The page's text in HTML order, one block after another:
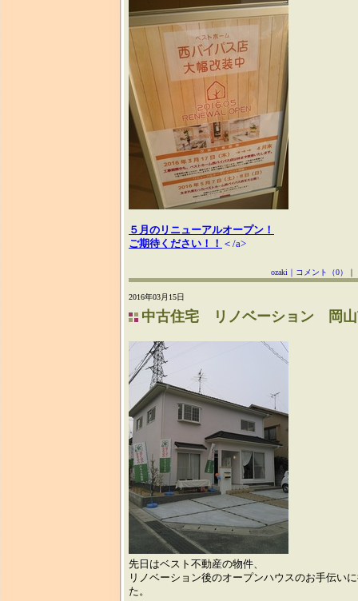
５月のリニューアルオープン！
ご期待ください！！ ＜/a>
ozaki｜ コメント（0） ｜
2016年03月15日
中古住宅 リノベーション 岡山
先日はベスト不動産の物件、
リノベーション後のオープンハウスのお手伝い
た。